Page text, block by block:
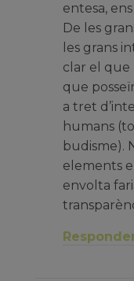
entesa,
De les
les grans
clar el que
que
a tret
humans
budisme).
elements
envolta